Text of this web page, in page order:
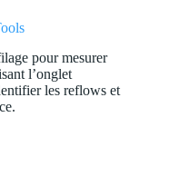
pour mesurer
l’onglet
les reflows et